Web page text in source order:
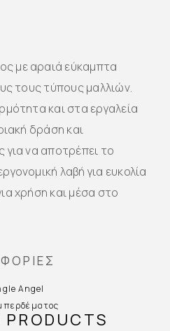
με αραιά εύκαμπτα
τους τύπους μαλλιών.
και στα εργαλεία
δράση και
για να αποτρέπει το
λαβή για ευκολία
χρήση και μέσα στο
Angel
PRODUCTS